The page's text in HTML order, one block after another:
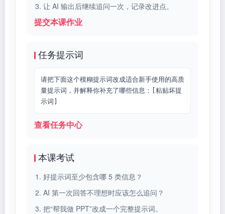
让 AI 输出后继续追问一次，记录改进点。
提交本课作业
任务提示词
请把下面这个模糊提示词改成适合新手使用的高质
量提示词，并解释你补充了哪些信息：[粘贴坏提
示词]
查看任务中心
本课考试
好提示词至少包含哪 5 类信息？
AI 第一次回答不理想时应该怎么追问？
把“帮我做 PPT”改成一个完整提示词。